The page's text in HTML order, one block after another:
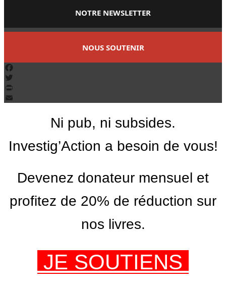
NOTRE NEWSLETTER
NOUS SOUTENIR
Facebook
Twitter
PrintFriendly
Ni pub, ni subsides.
Investig’Action a besoin de vous!
Devenez donateur mensuel et
profitez de 20% de réduction sur
nos livres.
JE SOUTIENS